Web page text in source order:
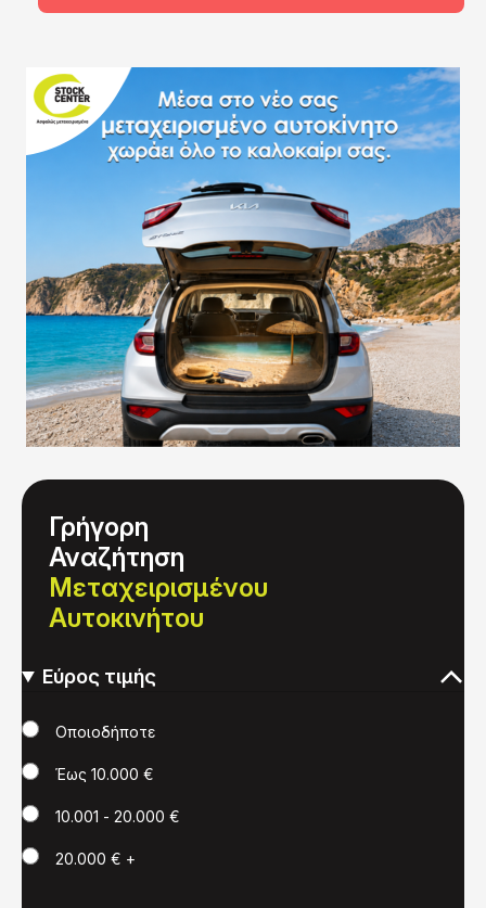
Γρήγορη
Αναζήτηση
Μεταχειρισμένου
Αυτοκινήτου
Εύρος τιμής
ΤιμήΟποιοδήποτε
Έως 10.000 €
10.001 - 20.000 €
20.000 € +